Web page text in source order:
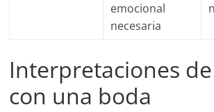
emocional
necesaria
Interpretaciones
con una boda